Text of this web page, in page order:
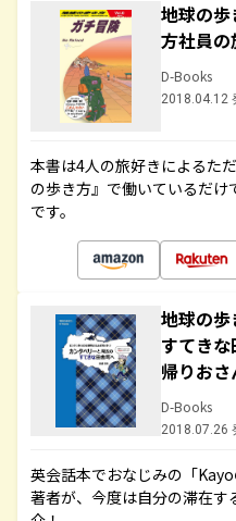
地球の歩
方社員
D-Books
2018.04.12
本書は4人の旅好きによるた
の歩き方』で働いているだ
です。
地球の
すてき
帰りお
D-Books
2018.07.26
英会話本でおなじみの「
著者が、今度は自分の滞在